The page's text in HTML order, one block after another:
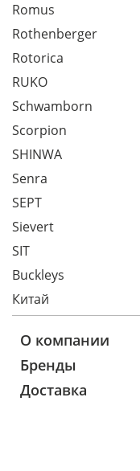
Romus
Rothenberger
Rotorica
RUKO
Schwamborn
Scorpion
SHINWA
Senra
SEPT
Sievert
SIT
Buckleys
Китай
О компании
Бренды
Доставка